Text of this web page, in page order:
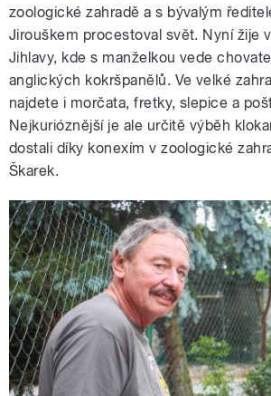
zoologické zahradě a s bývalým
Jirouškem procestoval svět. Nyní žije
Jihlavy, kde s manželkou vede
anglických kokršpanělů. Ve velké
najdete i morčata, fretky, slepice a
Nejkurióznější je ale určitě výběh
dostali díky konexím v zoologické
Škarek.